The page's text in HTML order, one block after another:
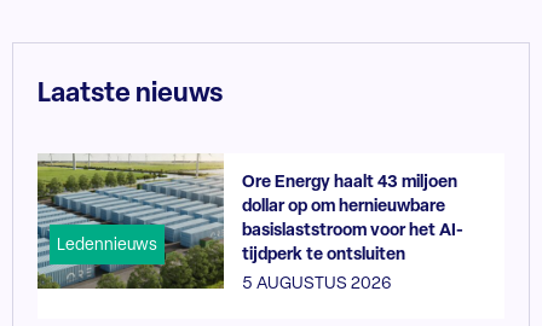
Laatste nieuws
Ledennieuws
Ore Energy haalt 43 miljoen
dollar op om hernieuwbare
basislaststroom voor het AI-
tijdperk te ontsluiten
5 AUGUSTUS 2026